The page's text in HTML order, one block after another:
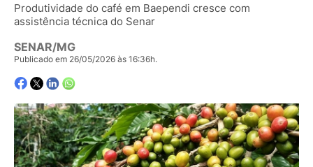
Produtividade do café em Baependi cresce com
assistência técnica do Senar
SENAR/MG
Publicado em 26/05/2026 às 16:36h.